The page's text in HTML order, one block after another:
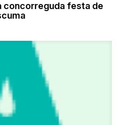
concorreguda festa de